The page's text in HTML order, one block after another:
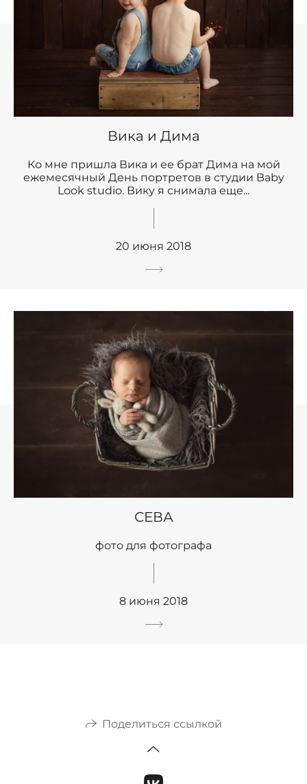
Вика и Дима
Ко мне пришла Вика и ее брат Дима на мой
ежемесячный День портретов в студии Baby
Look studio. Вику я снимала еще...
20 июня 2018
СЕВА
фото для фотографа
8 июня 2018
Поделиться ссылкой